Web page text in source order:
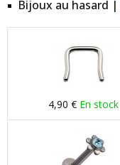
Bijoux au hasard |
4,90 € En stock